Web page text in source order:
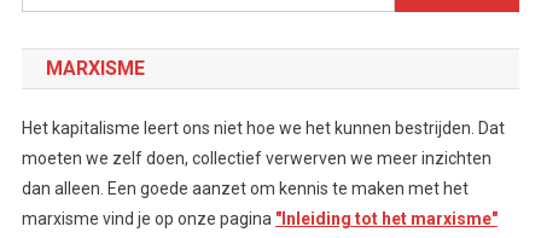
naar:
MARXISME
Het kapitalisme leert ons niet hoe we het kunnen bestrijden. Dat
moeten we zelf doen, collectief verwerven we meer inzichten
dan alleen. Een goede aanzet om kennis te maken met het
marxisme vind je op onze pagina "Inleiding tot het marxisme"